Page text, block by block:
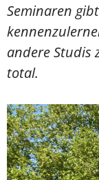
Seminaren
andere Studis
total.